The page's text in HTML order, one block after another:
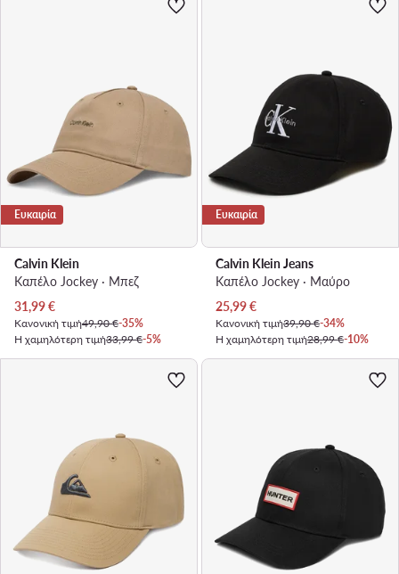
Ευκαιρία
Calvin Klein
Καπέλο Jockey · Μπεζ
Τρέχουσα τιμή
31,99€
Κανονική τιμή49,90 €-35%
Η χαμηλότερη τιμή33,99 €-5%
Ευκαιρία
Calvin Klein Jeans
Καπέλο Jockey · Μαύρο
Τρέχουσα τιμή
25,99€
Κανονική τιμή39,90 €-34%
Η χαμηλότερη τιμή28,99 €-10%